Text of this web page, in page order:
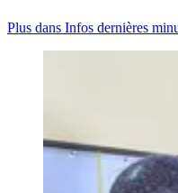
Plus dans Infos dernières